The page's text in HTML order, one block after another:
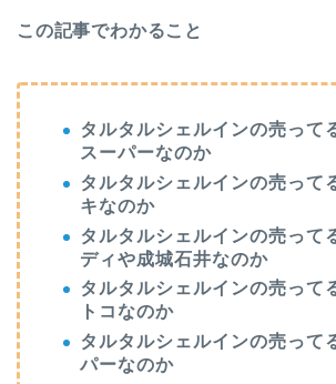
この記事でわかること
タルタルシェルインの売って
スーパーなのか
タルタルシェルインの売って
キなのか
タルタルシェルインの売って
ディや成城石井なのか
タルタルシェルインの売って
トコなのか
タルタルシェルインの売って
パーなのか